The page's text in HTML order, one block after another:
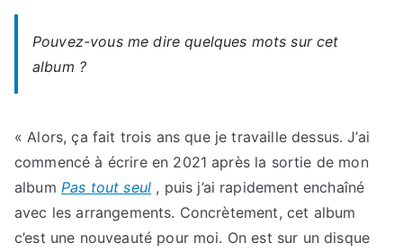
Pouvez-vous me dire quelques mots sur cet
album ?
« Alors, ça fait trois ans que je travaille dessus. J’ai
commencé à écrire en 2021 après la sortie de mon
album Pas tout seul , puis j’ai rapidement enchaîné
avec les arrangements. Concrètement, cet album
c’est une nouveauté pour moi. On est sur un disque